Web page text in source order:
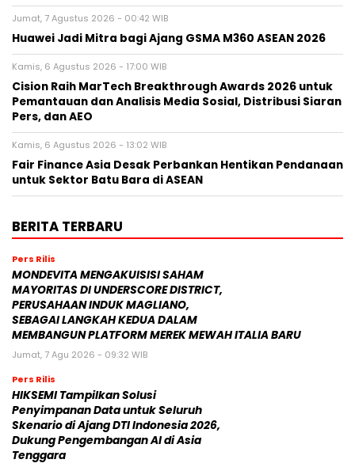
Jumat, 7 Agustus 2026 - 00:42 WIB
Huawei Jadi Mitra bagi Ajang GSMA M360 ASEAN 2026
Kamis, 6 Agustus 2026 - 17:00 WIB
Cision Raih MarTech Breakthrough Awards 2026 untuk
Pemantauan dan Analisis Media Sosial, Distribusi Siaran
Pers, dan AEO
Kamis, 6 Agustus 2026 - 13:02 WIB
Fair Finance Asia Desak Perbankan Hentikan Pendanaan
untuk Sektor Batu Bara di ASEAN
BERITA TERBARU
Pers Rilis
MONDEVITA MENGAKUISISI SAHAM
MAYORITAS DI UNDERSCORE DISTRICT,
PERUSAHAAN INDUK MAGLIANO,
SEBAGAI LANGKAH KEDUA DALAM
MEMBANGUN PLATFORM MEREK MEWAH ITALIA BARU
Jumat, 7 Agu 2026 - 09:32 WIB
Pers Rilis
HIKSEMI Tampilkan Solusi
Penyimpanan Data untuk Seluruh
Skenario di Ajang DTI Indonesia 2026,
Dukung Pengembangan AI di Asia
Tenggara